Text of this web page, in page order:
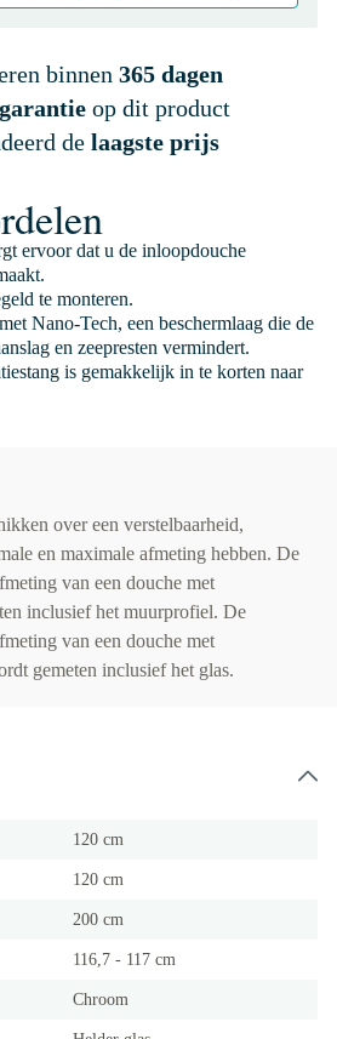
binnen 365 dagen
op dit product
de laagste prijs
ervoor dat u de inloopdouche
te monteren.
Nano-Tech, een beschermlaag die de
en zeepresten vermindert.
is gemakkelijk in te korten naar
over een verstelbaarheid,
en maximale afmeting hebben. De
van een douche met
inclusief het muurprofiel. De
van een douche met
gemeten inclusief het glas.
120 cm
120 cm
200 cm
116,7 - 117 cm
Chroom